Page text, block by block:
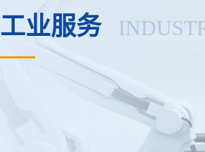
工业服务